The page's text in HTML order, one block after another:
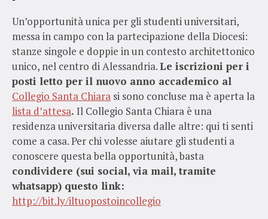
Un’opportunità unica per gli studenti universitari,
messa in campo con la partecipazione della Diocesi:
stanze singole e doppie in un contesto architettonico
unico, nel centro di Alessandria.Le iscrizioni per i
posti letto per il nuovo anno accademico al
Collegio Santa Chiara si sono concluse ma è aperta la
lista d’attesa. Il Collegio Santa Chiara è una
residenza universitaria diversa dalle altre: qui ti senti
come a casa. Per chi volesse aiutare gli studenti a
conoscere questa bella opportunità, basta
condividere (sui social, via mail, tramite
whatsapp) questo link:
http://bit.ly/iltuopostoincollegio